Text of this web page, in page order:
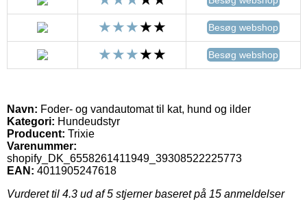
Besøg webshop
Besøg webshop
Navn: Foder- og vandautomat til kat, hund og ilder
Kategori: Hundeudstyr
Producent: Trixie
Varenummer:
shopify_DK_6558261411949_39308522225773
EAN: 4011905247618
Vurderet til 4.3 ud af 5 stjerner baseret på 15 anmeldelser